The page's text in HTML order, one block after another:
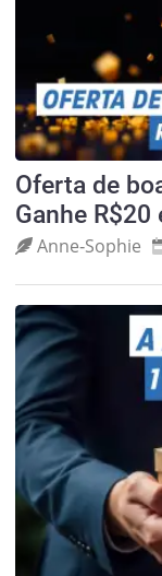
Oferta de
Ganhe
Anne‑Sophie